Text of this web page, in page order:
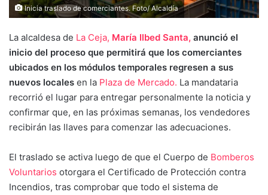
Inicia traslado de comerciantes. Foto/ Alcaldía
La alcaldesa de La Ceja, María Ilbed Santa, anunció el
inicio del proceso que permitirá que los comerciantes
ubicados en los módulos temporales regresen a sus
nuevos locales en la Plaza de Mercado. La mandataria
recorrió el lugar para entregar personalmente la noticia y
confirmar que, en las próximas semanas, los vendedores
recibirán las llaves para comenzar las adecuaciones.
El traslado se activa luego de que el Cuerpo de Bomberos
Voluntarios otorgara el Certificado de Protección contra
Incendios, tras comprobar que todo el sistema de